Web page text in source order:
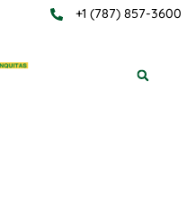
+1 (787) 857-3600